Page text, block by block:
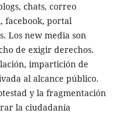
chats, correo
facebook, portal
Los new media son
de exigir derechos.
impartición de
al alcance público.
y la fragmentación
la ciudadanía